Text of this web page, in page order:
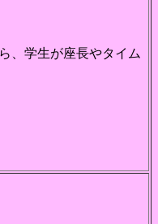
、学生が座長やタイム